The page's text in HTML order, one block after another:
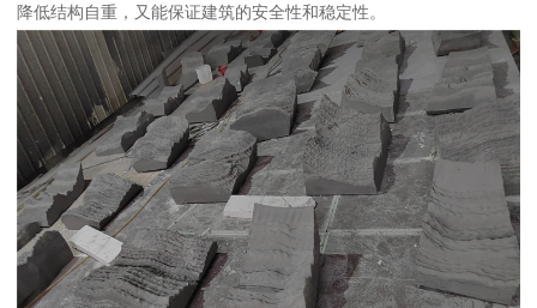
降低结构自重，又能保证建筑的安全性和稳定性。